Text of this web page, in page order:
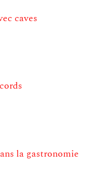
caves
la gastronomie